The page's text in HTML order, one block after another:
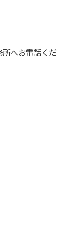
へお電話くだ